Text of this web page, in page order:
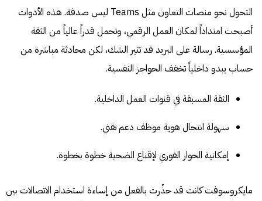
التحول نحو منصات التعاون مثل Teams ليس صدفة. هذه الأدوات
أصبحت امتداداً لمكان العمل الرقمي، وتحمل قدراً عالياً من الثقة
المؤسسية. رسالة على البريد قد تثير الشك، لكن محادثة مباشرة من
حساب يبدو داخلياً تخفف الحواجز النفسية.
الثقة المسبقة في قنوات العمل الداخلية.
سهولة انتحال هوية موظف دعم تقني.
إمكانية الحوار الفوري لإقناع الضحية خطوة بخطوة.
مايكروسوفت كانت قد حذّرت بالفعل من إساءة استخدام الاتصالات بين